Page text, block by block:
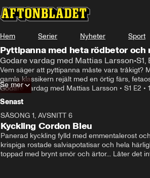
Hem Serier Nyheter Sport
Pyttipanna med heta rödbetor
Godare vardag med Mattias Larsson•S1,
Vem säger att pyttipanna måste vara tråkigt?
gamla klassikern rejält med en örtig färs,
betor. Vardagsmat när den är som bäst!
Godare vardag med Mattias Larsson • S1 E2 •
Se mer
Senast
SÄSONG 1, AVSNITT 6
Kyckling Cordon Bleu
Panerad kyckling fylld med emmentalerost
krispiga rostade salviapotatisar och hela
toppad med brynt smör och ärtor... Låter det